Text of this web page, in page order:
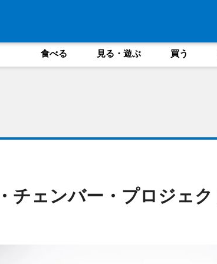
食べる 見る・遊ぶ 買う
チェンバー・プロジェ